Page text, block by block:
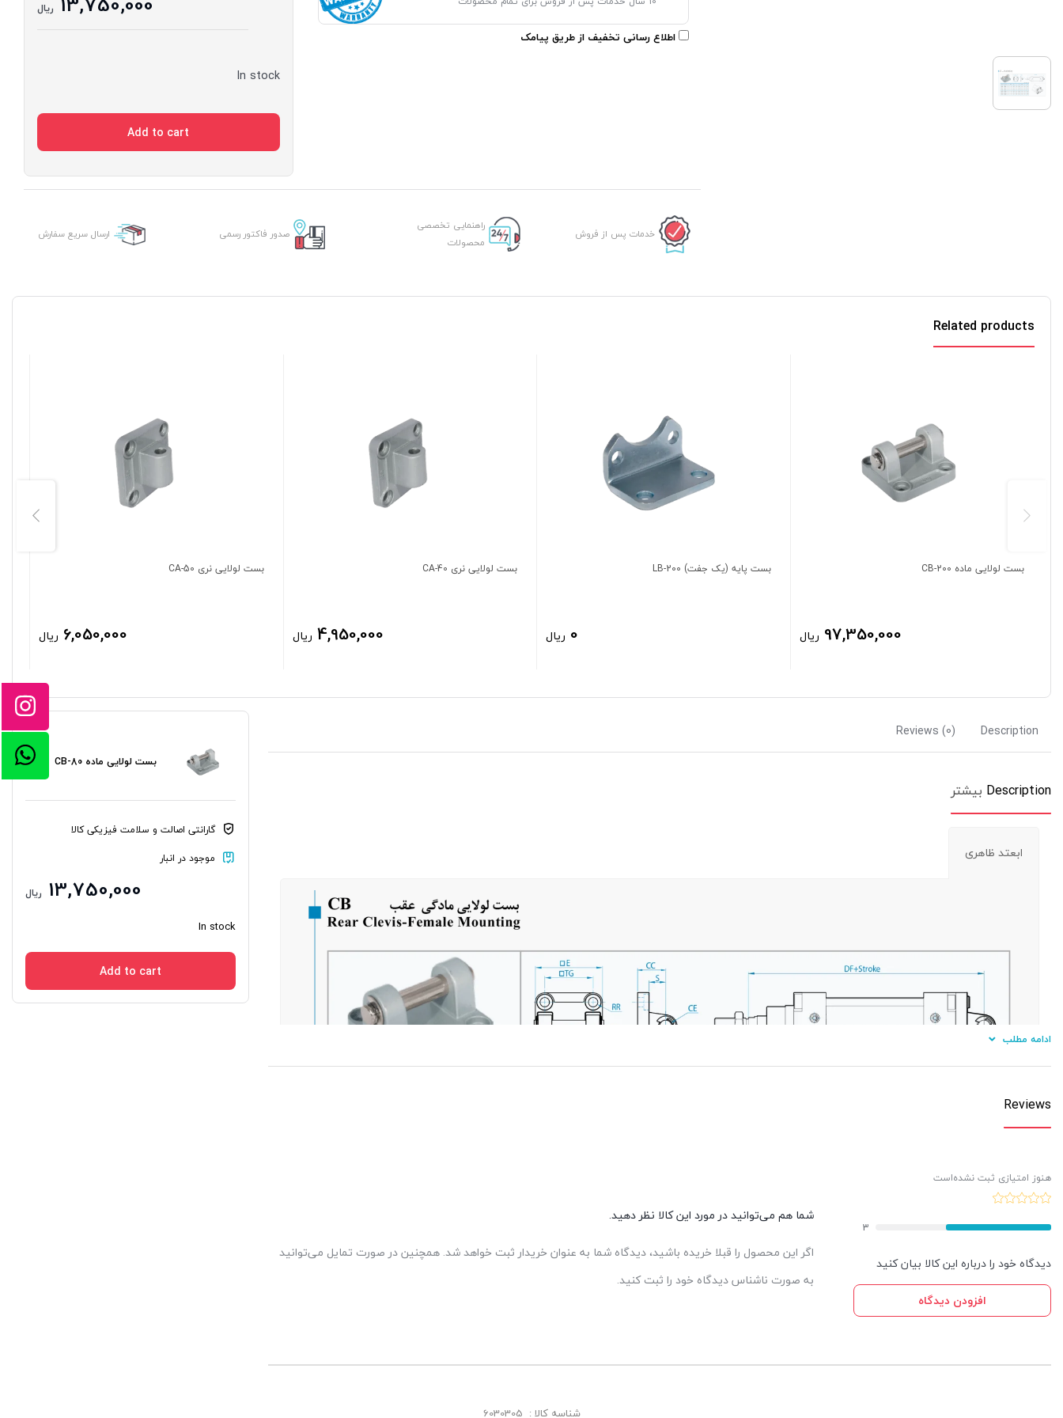
اطلاع رسانی تخفیف از طریق پیامک
ریال
In stock
Add to cart
خدمات پس از فروش
راهنمایی تخصصی
محصولات
صدور فاکتور رسمی ارسال سریع سفارش
Related products
بست لولایی ماده CB-200
97,350,000 ریال
بست پایه (یک جفت) LB-200
0 ریال
بست لولایی نری CA-40
4,950,000 ریال
بست لولایی نری CA-50
6,050,000 ریال
Description
Reviews (0)
Description بیشتر
ابعتد ظاهری
ادامه مطلب
Reviews
هنوز امتیازی ثبت نشده‌است
3
دیدگاه خود را درباره این کالا بیان کنید
افزودن دیدگاه
شما هم می‌توانید در مورد این کالا نظر دهید.
اگر این محصول را قبلا خریده باشید، دیدگاه شما به عنوان خریدار ثبت خواهد شد. همچنین در صورت تمایل می‌توانید
به صورت ناشناس دیدگاه خود را ثبت کنید.
بست لولایی ماده CB-80
گارانتی اصالت و سلامت فیزیکی کالا
موجود در انبار
13,750,000 ریال
In stock
Add to cart
شناسه کالا : 6030305